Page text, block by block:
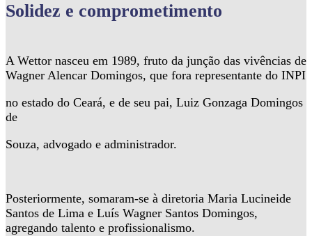
Solidez e comprometimento
A Wettor nasceu em 1989, fruto da junção das vivências de
Wagner Alencar Domingos, que fora representante do INPI
no estado do Ceará, e de seu pai, Luiz Gonzaga Domingos
de
Souza, advogado e administrador.
Posteriormente, somaram-se à diretoria Maria Lucineide
Santos de Lima e Luís Wagner Santos Domingos,
agregando talento e profissionalismo.